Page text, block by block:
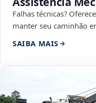
Falhas técnicas?
manter seu caminhão
SAIBA MAIS